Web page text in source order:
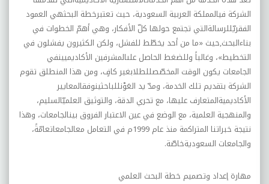
الشركة فيالمملكة العربية السعودية، حيث تعتبرخطة البحثهي العمود
الفقريّللرسالةالتي تجتمع حولها كلّ الأفكار، وهي أهمّ الخطوات في
بناءالبحث,حيث «ما من أحد يخطّط للفشل، ولكن الكثيرون يفشلون في
التخطيط»، وغالباً وللضغط الحاصل علىالمشرفين الأكاديميينفي
الجامعات يكون الوقت المخصّصللطلابغير كافٍ، ومن هذا المنطلق تقوم
الشركة بتقديم تلك الخدمة، ومدّ يد العَوْنللباحثينوفقالمعايير
الأكاديميةالمتعارف عليها، مع تحري الدقة، والتوثيق العلميّالسليم،
والمنهجية العلمية، مع الوضع في عين الاعتبار الفروق بينالجامعات، وهذا
نتيجة خبراتنا المتراكمة منذ عام 1999م في التعامل معالجامعاتعامّةً،
والجامعات السعوديةخاصّة.
مهارة إعداد وتصميم خطة البحث العلمي